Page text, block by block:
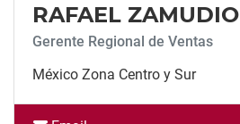
RAFAEL ZAMUDIO
Gerente Regional de Ventas
México Zona Centro y Sur